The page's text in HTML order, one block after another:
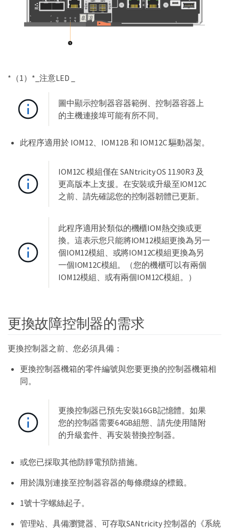
*（1）*_注意LED _
圖中顯示控制器容器範例、控制器容器上
的主機連接埠可能有所不同。
此程序適用於 IOM12、IOM12B 和 IOM12C 驅動器架。
IOM12C 模組僅在 SANtricity OS 11.90R3 及
更高版本上支援。在安裝或升級至IOM12C
之前、請先確認您的控制器韌體已更新。
此程序適用於類似的機櫃IOM熱交換或更
換。這表示您只能將IOM12模組更換為另一
個IOM12模組、或將IOM12C模組更換為另
一個IOM12C模組。（您的機櫃可以有兩個
IOM12模組、或有兩個IOM12C模組。）
更換故障控制器的需求
更換控制器之前、您必須具備：
更換控制器機箱的零件編號與您要更換的控制器機箱相
同。
更換控制器已預先安裝16GB記憶體。如果
您的控制器需要64GB組態、請先使用隨附
的升級套件、再安裝替換控制器。
或您已採取其他防靜電預防措施。
用於識別連接至控制器容器的每條纜線的標籤。
1號十字螺絲起子。
管理站、具備瀏覽器、可存取SANtricity 控制器的《系統